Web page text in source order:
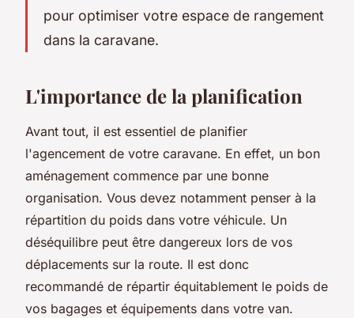
pour optimiser votre espace de rangement
dans la caravane.
L'importance de la planification
Avant tout, il est essentiel de planifier
l'agencement de votre caravane. En effet, un bon
aménagement commence par une bonne
organisation. Vous devez notamment penser à la
répartition du poids dans votre véhicule. Un
déséquilibre peut être dangereux lors de vos
déplacements sur la route. Il est donc
recommandé de répartir équitablement le poids de
vos bagages et équipements dans votre van.